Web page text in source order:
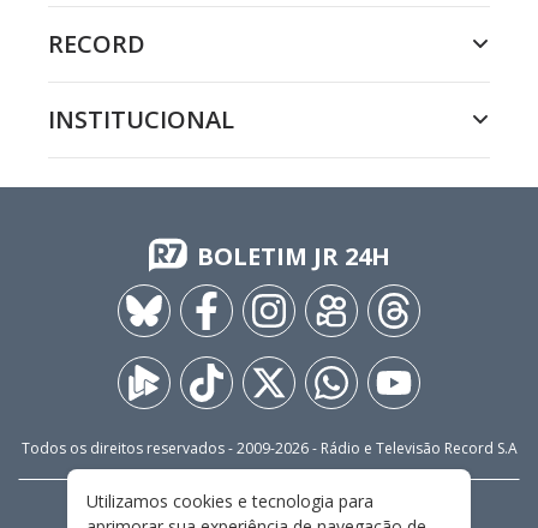
RECORD
INSTITUCIONAL
BOLETIM JR 24H
Todos os direitos reservados - 2009-2026- Rádio e Televisão Record S.A
FALE CONOSCO PRIVACIDADE
Utilizamos cookies e tecnologia para